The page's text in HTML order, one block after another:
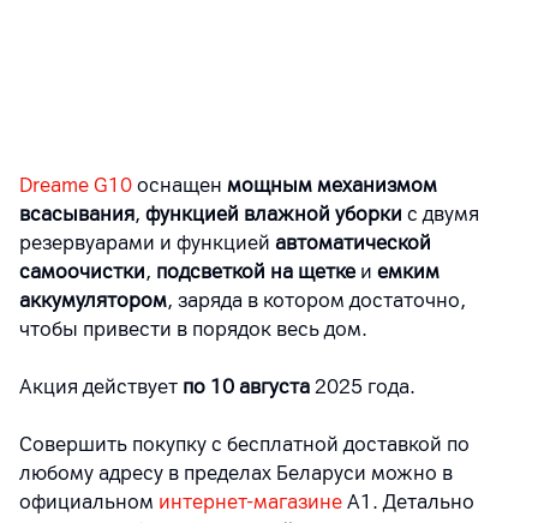
Dreame G10 оснащен мощным механизмом
всасывания, функцией влажной уборки с двумя
резервуарами и функцией автоматической
самоочистки, подсветкой на щеткеи емким
аккумулятором, заряда в котором достаточно,
чтобы привести в порядок весь дом.
Акция действует по 10 августа 2025 года.
Совершить покупку с бесплатной доставкой по
любому адресу в пределах Беларуси можно в
официальном интернет-магазине А1. Детально